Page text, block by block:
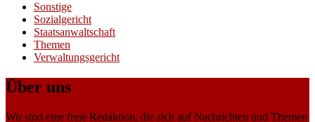
Sonstige
Sozialgericht
Staatsanwaltschaft
Themen
Verwaltungsgericht
Über uns
Wir sind eine freie Redaktion, die sich auf Nachrichten und Themen